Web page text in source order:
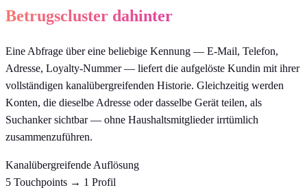
Betrugscluster dahinter
Eine Abfrage über eine beliebige Kennung — E-Mail, Telefon,
Adresse, Loyalty-Nummer — liefert die aufgelöste Kundin mit ihrer
vollständigen kanalübergreifenden Historie. Gleichzeitig werden
Konten, die dieselbe Adresse oder dasselbe Gerät teilen, als
Suchanker sichtbar — ohne Haushaltsmitglieder irrtümlich
zusammenzuführen.
Kanalübergreifende Auflösung
5 Touchpoints → 1 Profil